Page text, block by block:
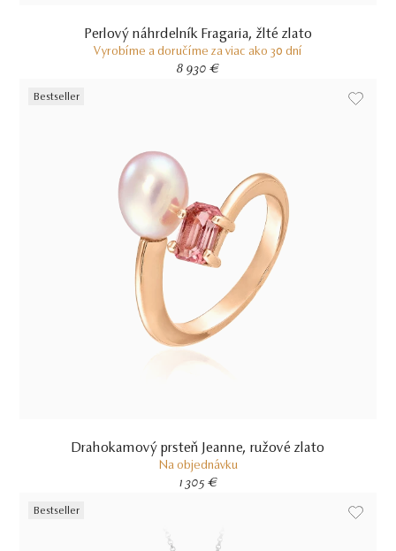
Perlový náhrdelník Fragaria, žlté zlato
Vyrobíme a doručíme za viac ako 30 dní
8 930 €
Bestseller
Drahokamový prsteň Jeanne, ružové zlato
Na objednávku
1 305 €
Bestseller